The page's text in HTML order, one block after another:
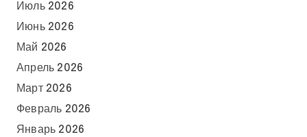
Июль 2026
Июнь 2026
Май 2026
Апрель 2026
Март 2026
Февраль 2026
Январь 2026